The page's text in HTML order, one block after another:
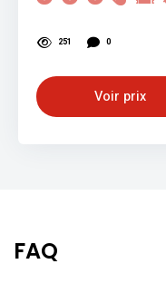
251 0
Voir prix
FAQ